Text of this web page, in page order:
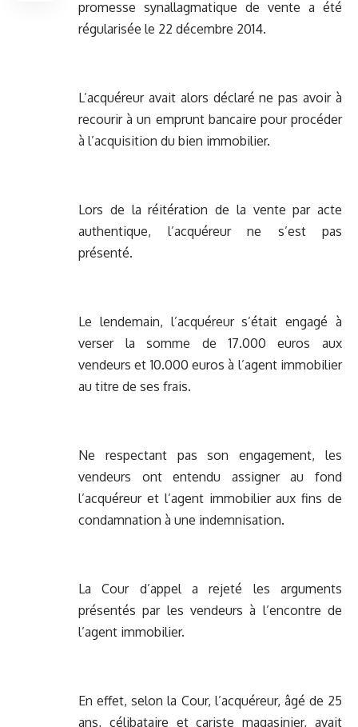
promesse synallagmatique de vente a été
régularisée le 22 décembre 2014.
L’acquéreur avait alors déclaré ne pas avoir à
recourir à un emprunt bancaire pour procéder
à l’acquisition du bien immobilier.
Lors de la réitération de la vente par acte
authentique, l’acquéreur ne s’est pas
présenté.
Le lendemain, l’acquéreur s’était engagé à
verser la somme de 17.000 euros aux
vendeurs et 10.000 euros à l’agent immobilier
au titre de ses frais.
Ne respectant pas son engagement, les
vendeurs ont entendu assigner au fond
l’acquéreur et l’agent immobilier aux fins de
condamnation à une indemnisation.
La Cour d’appel a rejeté les arguments
présentés par les vendeurs à l’encontre de
l’agent immobilier.
En effet, selon la Cour, l’acquéreur, âgé de 25
ans, célibataire et cariste magasinier, avait